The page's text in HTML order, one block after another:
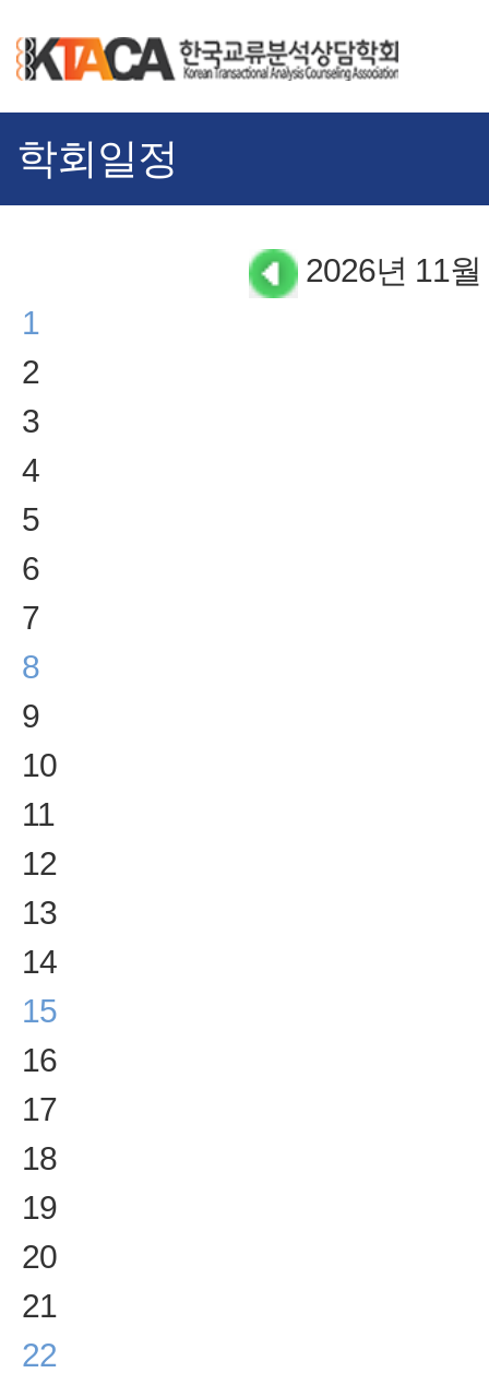
학회일정
2026년 11월
1
2
3
4
5
6
7
8
9
10
11
12
13
14
15
16
17
18
19
20
21
22